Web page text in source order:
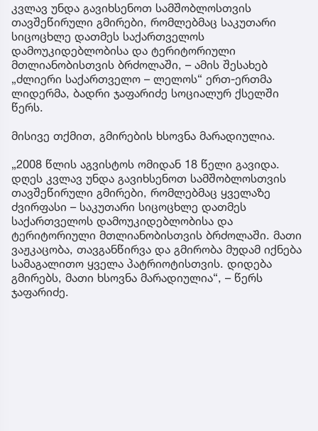
კვლავ უნდა გავიხსენოთ სამშობლოსთვის
თავშეწირული გმირები, რომლებმაც საკუთარი
სიცოცხლე დათმეს საქართველოს
დამოუკიდებლობისა და ტერიტორიული
მთლიანობისთვის ბრძოლაში, – ამის შესახებ
„ძლიერი საქართველო – ლელოს“ ერთ-ერთმა
ლიდერმა, ბადრი ჯაფარიძე სოციალურ ქსელში
წერს.
მისივე თქმით, გმირების ხსოვნა მარადიულია.
„2008 წლის აგვისტოს ომიდან 18 წელი გავიდა.
დღეს კვლავ უნდა გავიხსენოთ სამშობლოსთვის
თავშეწირული გმირები, რომლებმაც ყველაზე
ძვირფასი – საკუთარი სიცოცხლე დათმეს
საქართველოს დამოუკიდებლობისა და
ტერიტორიული მთლიანობისთვის ბრძოლაში. მათი
ვაჟკაცობა, თავგანწირვა და გმირობა მუდამ იქნება
სამაგალითო ყველა პატრიოტისთვის. დიდება
გმირებს, მათი ხსოვნა მარადიულია“, – წერს
ჯაფარიძე.